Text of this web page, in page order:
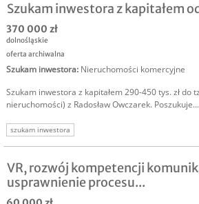
Szukam inwestora z kapitałem
370 000 zł
dolnośląskie
oferta archiwalna
Szukam inwestora: Nieruchomości komercyjne
Szukam inwestora z kapitałem 290-450 tys. zł do
nieruchomości) z Radosław Owczarek. Poszukuje...
szukam inwestora
VR, rozwój kompetencji
usprawnienie procesu...